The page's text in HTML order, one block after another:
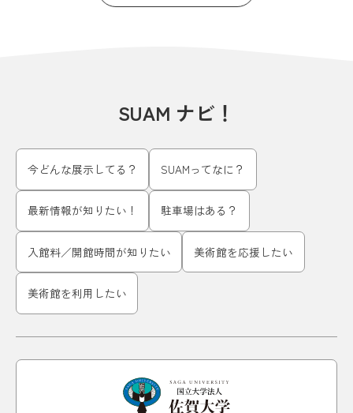
SUAM ナビ！
今どんな展示してる？ SUAMってなに？
最新情報が知りたい！ 駐車場はある？
入館料／開館時間が知りたい 美術館を応援したい
美術館を利用したい